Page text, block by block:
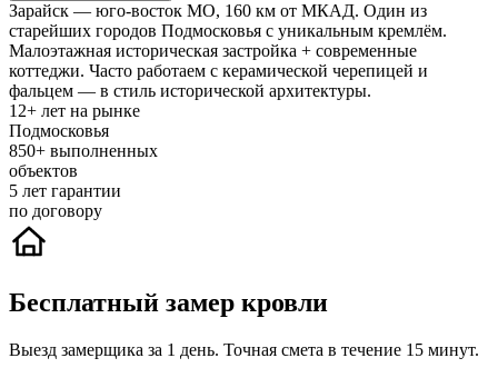
Зарайск — юго-восток МО, 160 км от МКАД. Один из
старейших городов Подмосковья с уникальным кремлём.
Малоэтажная историческая застройка + современные
коттеджи. Часто работаем с керамической черепицей и
фальцем — в стиль исторической архитектуры.
12+ лет на рынке
Подмосковья
850+ выполненных
объектов
5 лет гарантии
по договору
Бесплатный замер кровли
Выезд замерщика за 1 день. Точная смета в течение 15 минут.